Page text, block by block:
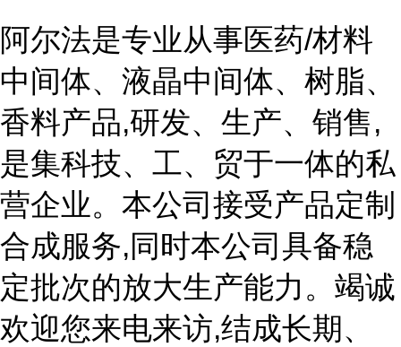
阿尔法是专业从事医药/材料
中间体、液晶中间体、树脂、
香料产品,研发、生产、销售,
是集科技、工、贸于一体的私
营企业。本公司接受产品定制
合成服务,同时本公司具备稳
定批次的放大生产能力。竭诚
欢迎您来电来访,结成长期、